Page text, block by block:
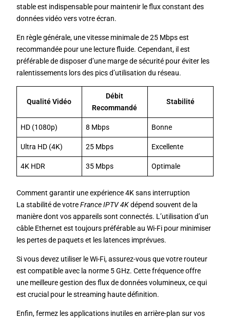
stable est indispensable pour maintenir le flux constant des
données vidéo vers votre écran.
En règle générale, une vitesse minimale de 25 Mbps est
recommandée pour une lecture fluide. Cependant, il est
préférable de disposer d’une marge de sécurité pour éviter les
ralentissements lors des pics d’utilisation du réseau.
Qualité Vidéo
Débit
Recommandé
Stabilité
HD (1080p) 8 Mbps Bonne
Ultra HD (4K) 25 Mbps Excellente
4K HDR 35 Mbps Optimale
Comment garantir une expérience 4K sans interruption
La stabilité de votreFrance IPTV 4Kdépend souvent de la
manière dont vos appareils sont connectés. L’utilisation d’un
câble Ethernet est toujours préférable au Wi-Fi pour minimiser
les pertes de paquets et les latences imprévues.
Si vous devez utiliser le Wi-Fi, assurez-vous que votre routeur
est compatible avec la norme 5 GHz. Cette fréquence offre
une meilleure gestion des flux de données volumineux, ce qui
est crucial pour le streaming haute définition.
Enfin, fermez les applications inutiles en arrière-plan sur vos